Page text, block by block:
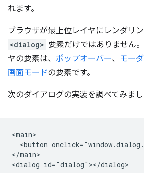
れます。
ブラウザが最上位レイヤにレンダリ
<dialog> 要素だけではありません
ヤの要素は、 ポップオーバー、 モー
画面モードの要素です。
次のダイアログの実装を調べてみまし
<main>
<button
</main>